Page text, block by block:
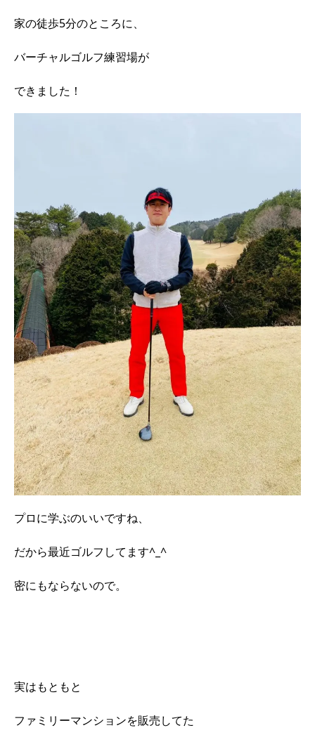
家の徒歩5分のところに、
バーチャルゴルフ練習場が
できました！
プロに学ぶのいいですね、
だから最近ゴルフしてます^_^
密にもならないので。
実はもともと
ファミリーマンションを販売してた